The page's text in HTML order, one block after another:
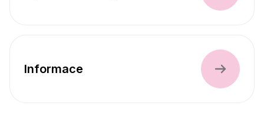
Informace